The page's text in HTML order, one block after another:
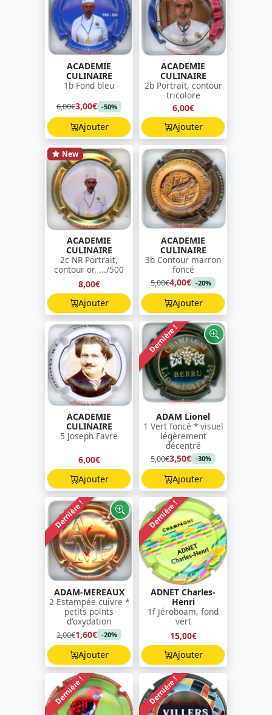
ACADEMIE
CULINAIRE
1b Fond bleu
6,00€3,00€ -50%
Ajouter
ACADEMIE
CULINAIRE
2b Portrait, contour
tricolore
6,00€
Ajouter
New
ACADEMIE
CULINAIRE
2c NR Portrait,
contour or, .../500
8,00€
Ajouter
ACADEMIE
CULINAIRE
3b Contour marron
foncé
5,00€4,00€ -20%
Ajouter
ACADEMIE
CULINAIRE
5 Joseph Favre
6,00€
Ajouter
Dernière !
ADAM Lionel
1 Vert foncé * visuel
légèrement
décentré
5,00€3,50€ -30%
Ajouter
Dernière !
ADAM-MEREAUX
2 Estampée cuivre *
petits points
d'oxydation
2,00€1,60€ -20%
Ajouter
Dernière !
ADNET Charles-
Henri
1f Jéroboam, fond
vert
15,00€
Ajouter
Dernière ! Dernière !